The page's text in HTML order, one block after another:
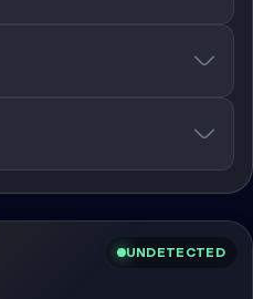
UNDETECTED